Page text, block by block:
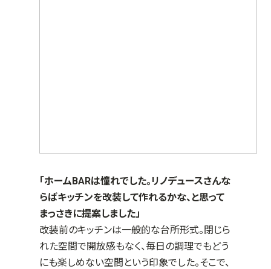
「ホームBARは憧れでした。リノデュースさんな
らばキッチンを改装して作れるかな、と思って
まっさきに提案しました」
改装前のキッチンは一般的な台所形式。閉じら
れた空間で開放感もなく、毎日の調理でもどう
にも楽しめない空間という印象でした。そこで、